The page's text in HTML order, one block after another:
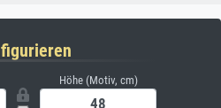
Höhe (Motiv, cm)